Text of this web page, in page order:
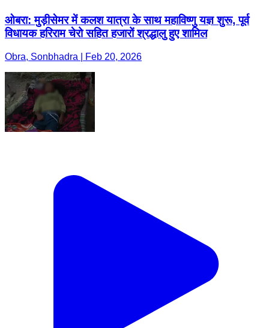
ओबरा: मुड़ीसेमर में कलश यात्रा के साथ महाविष्णु यज्ञ शुरू, पूर्व
विधायक हरिराम चेरो सहित हजारों श्रद्धालु हुए शामिल
Obra, Sonbhadra | Feb 20, 2026